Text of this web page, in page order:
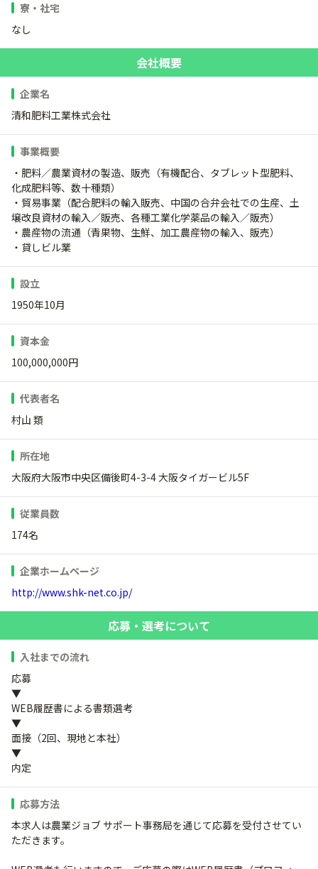
寮・社宅
なし
会社概要
企業名
清和肥料工業株式会社
事業概要
・肥料／農業資材の製造、販売（有機配合、タブレット型肥料、
化成肥料等、数十種類）
・貿易事業（配合肥料の輸入販売、中国の合弁会社での生産、土
壌改良資材の輸入／販売、各種工業化学薬品の輸入／販売）
・農産物の流通（青果物、生鮮、加工農産物の輸入、販売）
・貸しビル業
設立
1950年10月
資本金
100,000,000円
代表者名
村山 類
所在地
大阪府大阪市中央区備後町4-3-4 大阪タイガービル5F
従業員数
174名
企業ホームページ
http://www.shk-net.co.jp/
応募・選考について
入社までの流れ
応募
▼
WEB履歴書による書類選考
▼
面接（2回、現地と本社）
▼
内定
応募方法
本求人は農業ジョブ サポート事務局を通じて応募を受付させてい
ただきます。